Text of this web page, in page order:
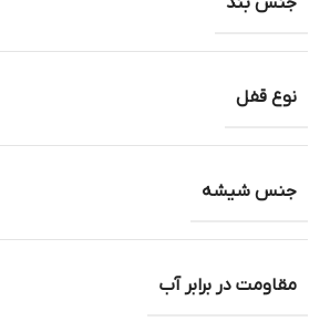
نوع قفل
جنس شیشه
مقاومت در برابر آب